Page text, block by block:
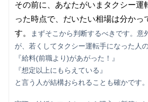
その前に、あなたがいまタクシー運
った時点で、だいたい相場は分かっ
す。
まずそこから判断するべきです。意
が、若くしてタクシー運転手になった人
『給料(前職より)があがった！』
『想定以上にもらえている』
と言う人が結構おられることも確かです。